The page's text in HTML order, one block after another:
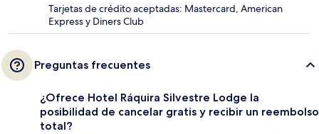
Tarjetas de crédito aceptadas: Mastercard, American
Express y Diners Club
Preguntas frecuentes
¿Ofrece Hotel Ráquira Silvestre Lodge la
posibilidad de cancelar gratis y recibir un reembolso
total?